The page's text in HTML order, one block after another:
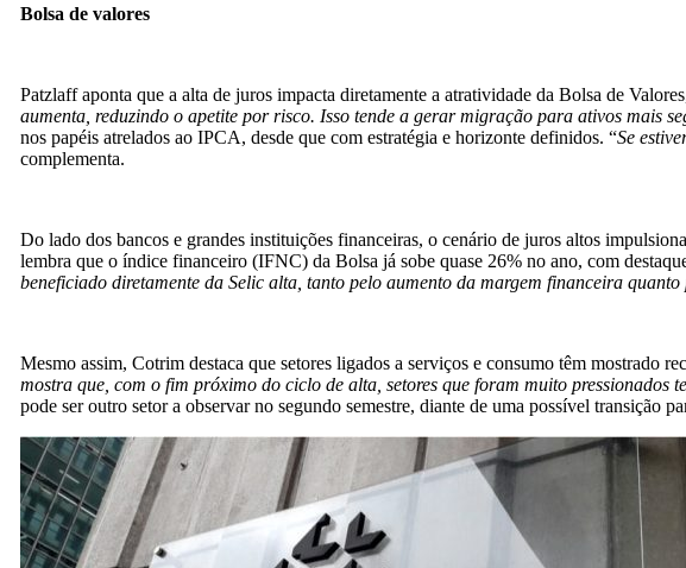
Bolsa de valores
Patzlaff aponta que a alta de juros impacta diretamente a atratividade da Bolsa de
aumenta, reduzindo o apetite por risco. Isso tende a gerar migração para ativos mais
nos papéis atrelados ao IPCA, desde que com estratégia e horizonte definidos. “Se
complementa.
Do lado dos bancos e grandes instituições financeiras, o cenário de juros altos
lembra que o índice financeiro (IFNC) da Bolsa já sobe quase 26% no ano, com
beneficiado diretamente da Selic alta, tanto pelo aumento da margem financeira
Mesmo assim, Cotrim destaca que setores ligados a serviços e consumo têm mostrado
mostra que, com o fim próximo do ciclo de alta, setores que foram muito pressionados
pode ser outro setor a observar no segundo semestre, diante de uma possível transição